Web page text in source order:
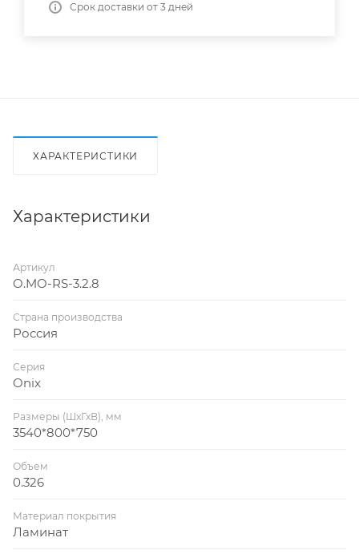
Срок доставки от 3 дней
ХАРАКТЕРИСТИКИ
Характеристики
Артикул
O.MO-RS-3.2.8
Страна производства
Россия
Серия
Onix
Размеры (ШхГхВ), мм
3540*800*750
Объем
0.326
Материал покрытия
Ламинат